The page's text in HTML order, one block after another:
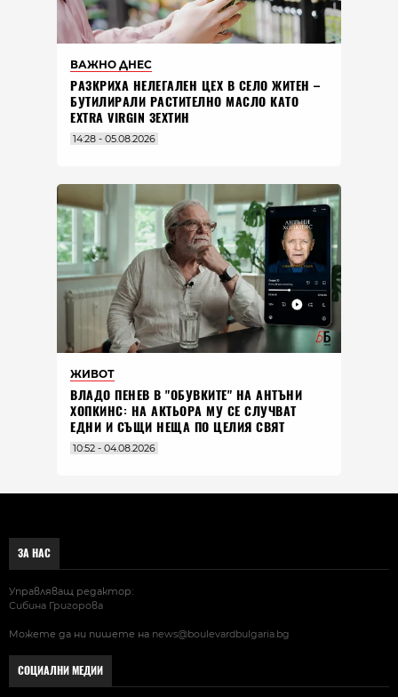
ВАЖНО ДНЕС
РАЗКРИХА НЕЛЕГАЛЕН ЦЕХ В СЕЛО ЖИТЕН –
БУТИЛИРАЛИ РАСТИТЕЛНО МАСЛО КАТО
EXTRA VIRGIN ЗЕХТИН
14:28 - 05.08.2026
ЖИВОТ
ВЛАДO ПЕНЕВ В "ОБУВКИТЕ" НА АНТЪНИ
ХОПКИНС: НА АКТЬОРА МУ СЕ СЛУЧВАТ
ЕДНИ И СЪЩИ НЕЩА ПО ЦЕЛИЯ СВЯТ
10:52 - 04.08.2026
ЗА НАС
Управляващ редактор:
Сибина Григорова
Можете да ни пишете на news@boulevardbulgaria.bg
СОЦИАЛНИ МЕДИИ